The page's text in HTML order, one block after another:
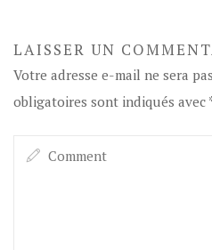
LAISSER UN
Votre adresse e-mail ne sera
obligatoires sont indiqués avec